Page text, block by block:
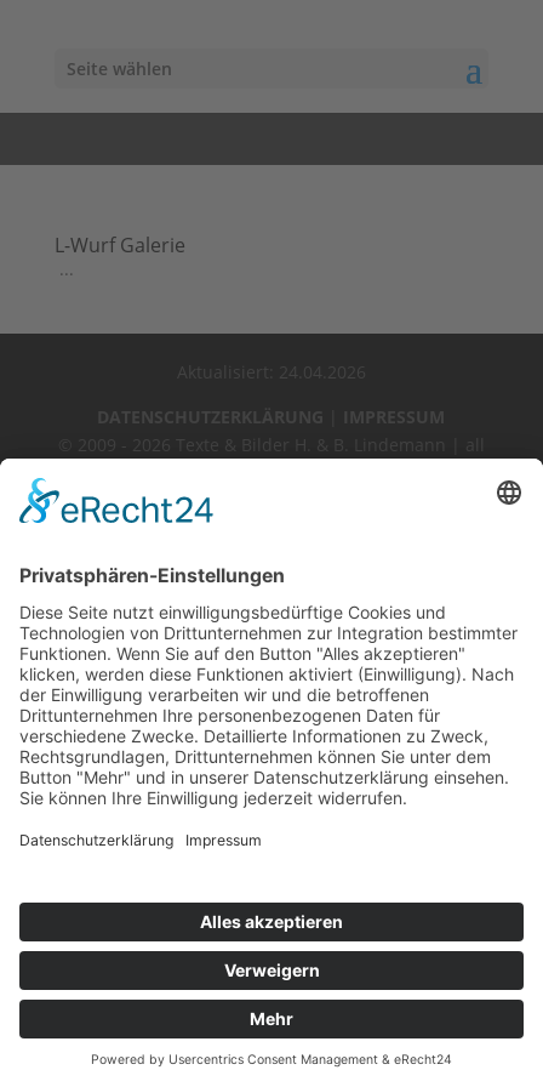
Seite wählen
L-Wurf Galerie
...
Aktualisiert: 24.04.2026
DATENSCHUTZERKLÄRUNG
IMPRESSUM
© 2009 - 2026 Texte & Bilder H. & B. Lindemann | all
Webdesign by GriPuWebFee